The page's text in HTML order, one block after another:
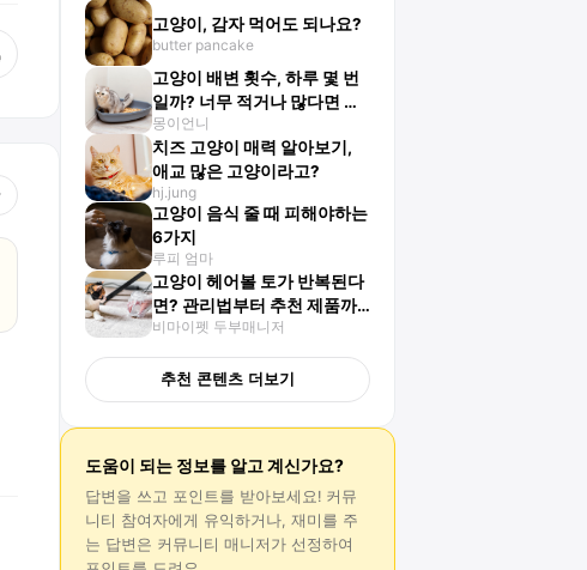
고양이, 감자 먹어도 되나요?
butter pancake
고양이 배변 횟수, 하루 몇 번
일까? 너무 적거나 많다면 주
의!
몽이언니
치즈 고양이 매력 알아보기,
애교 많은 고양이라고?
hj.jung
고양이 음식 줄 때 피해야하는
6가지
루피 엄마
고양이 헤어볼 토가 반복된다
면? 관리법부터 추천 제품까
지 한 번에 정리!
비마이펫 두부매니저
추천 콘텐츠 더보기
도움이 되는 정보를 알고 계신가요?
답변 을 쓰고 포인트를 받아보세요! 커뮤
니티 참여자에게 유익하거나, 재미를 주
는 답변 은 커뮤니티 매니저가 선정하여